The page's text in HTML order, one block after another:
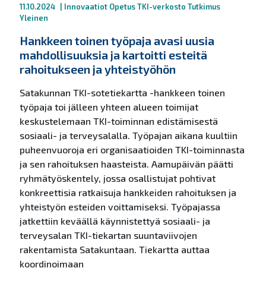
11.10.2024 Innovaatiot OpetusTKI-verkosto Tutkimus
Yleinen
Hankkeen toinen työpaja avasi uusia
mahdollisuuksia ja kartoitti esteitä
rahoitukseen ja yhteistyöhön
Satakunnan TKI-sotetiekartta -hankkeen toinen
työpaja toi jälleen yhteen alueen toimijat
keskustelemaan TKI-toiminnan edistämisestä
sosiaali- ja terveysalalla. Työpajan aikana kuultiin
puheenvuoroja eri organisaatioiden TKI-toiminnasta
ja sen rahoituksen haasteista. Aamupäivän päätti
ryhmätyöskentely, jossa osallistujat pohtivat
konkreettisia ratkaisuja hankkeiden rahoituksen ja
yhteistyön esteiden voittamiseksi. Työpajassa
jatkettiin keväällä käynnistettyä sosiaali- ja
terveysalan TKI-tiekartan suuntaviivojen
rakentamista Satakuntaan. Tiekartta auttaa
koordinoimaan